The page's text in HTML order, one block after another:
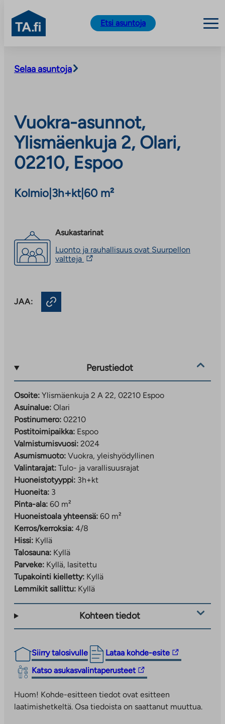
sisältöön
TA.fi
Etsi asuntoja
Selaa asuntoja
Vuokra-asunnot,
Ylismäenkuja 2, Olari,
02210, Espoo
Kolmio 3h+kt| 60 m²
Asukastarinat
Luonto ja rauhallisuus ovat Suurpellon
valtteja Linkki
JAA:
Perustiedot
Osoite: Ylismäenkuja 2 A 22, 02210 Espoo
Asuinalue: Olari
Postinumero: 02210
Postitoimipaikka: Espoo
Valmistumisvuosi: 2024
Asumismuoto: Vuokra, yleishyödyllinen
Valintarajat: Tulo- ja varallisuusrajat
Huoneistotyyppi: 3h+kt
Huoneita: 3
Pinta-ala: 60 m²
Huoneistoala yhteensä: 60 m²
Kerros/kerroksia: 4/8
Hissi: Kyllä
Talosauna: Kyllä
Parveke: Kyllä, lasitettu
Tupakointi kielletty: Kyllä
Lemmikit sallittu: Kyllä
Kohteen tiedot
Siirry talosivulle Lataa kohde-esite
Linkki
vie
ulkopuoliseen
Linkki
aukeaa
Katso asukasvalintaperusteet
Linkki
vie
ulkopuoliseen
palveluun.
Huom! Kohde-esitteen tiedot ovat esitteen
laatimishetkeltä. Osa tiedoista on saattanut muuttua.